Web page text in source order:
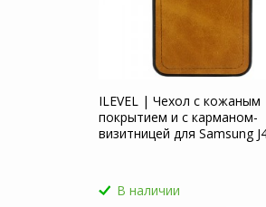
ILEVEL | Чехол с кожаным
покрытием и с карманом-
визитницей для Samsung
В наличии